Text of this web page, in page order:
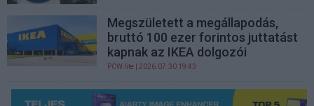
Megszületett a megállapodás,
bruttó 100 ezer forintos juttatást
kapnak az IKEA dolgozói
PCW.lite | 2026.07.30 19:43